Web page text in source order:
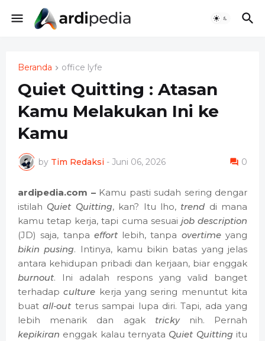
Beranda office lyfe
Quiet Quitting : Atasan
Kamu Melakukan Ini ke
Kamu
by Tim Redaksi - Juni 06, 2026 0
ardipedia.com –Kamu pasti sudah sering dengar
istilah Quiet Quitting, kan? Itu lho, trend di mana
kamu tetap kerja, tapi cuma sesuai job description
(JD) saja, tanpa effortlebih, tanpa overtimeyang
bikin pusing. Intinya, kamu bikin batas yang jelas
antara kehidupan pribadi dan kerjaan, biar enggak
burnout. Ini adalah respons yang valid banget
terhadapculture kerja yang sering menuntut kita
buatall-out terus sampai lupa diri. Tapi, ada yang
lebih menarik dan agak trickynih. Pernah
kepikiran enggak kalau ternyata Quiet Quitting itu